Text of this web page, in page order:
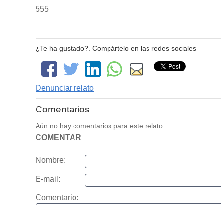
555
¿Te ha gustado?. Compártelo en las redes sociales
Denunciar relato
Comentarios
Aún no hay comentarios para este relato.
COMENTAR
Nombre:
E-mail:
Comentario: